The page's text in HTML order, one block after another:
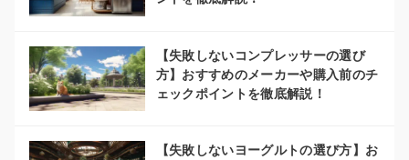
【失敗しないコンプレッサーの選び
方】おすすめのメーカーや購入前のチ
ェックポイントを徹底解説！
【失敗しないヨーグルトの選び方】お